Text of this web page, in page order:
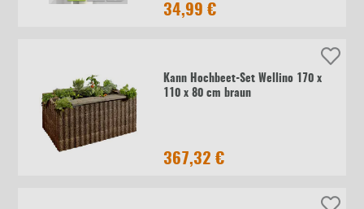
34,99 €
Kann Hochbeet-Set Wellino 170 x
110 x 80 cm braun
367,32 €